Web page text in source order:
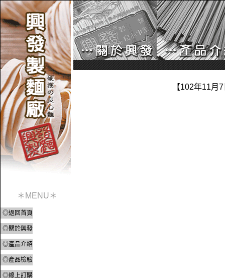
＊MENU＊
◎返回首頁
◎關於興發
◎產品介紹
◎產品檢驗
◎線上訂購
【102年11